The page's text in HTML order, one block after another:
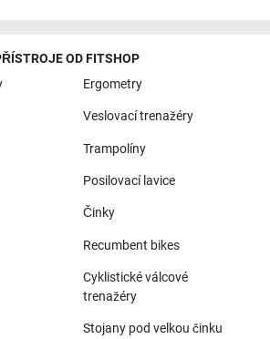
OD FITSHOP
Ergometry
Veslovací trenažéry
Trampolíny
Posilovací lavice
Činky
Recumbent bikes
Cyklistické válcové
trenažéry
Stojany pod velkou činku